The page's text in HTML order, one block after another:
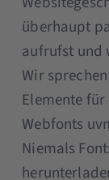
überhaupt
aufrufst und
Wir
Elemente für
Webfonts
Niemals